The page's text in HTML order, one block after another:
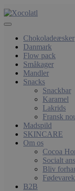
Chokoladeæsker
Danmark
Flow pack
Småkager
Mandler
Snacks
Snackbar
Karamel
Lakrids
Fransk
Madspild
SKINCARE
Om os
Cocoa
Socialt
Bliv
B2B